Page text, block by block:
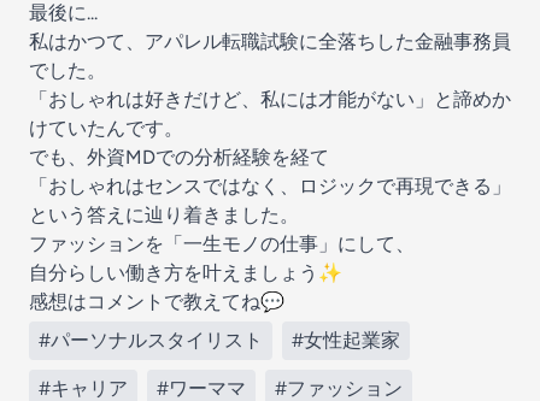
最後に...
私はかつて、アパレル転職試験に全落ちした金融事務員
でした。
「おしゃれは好きだけど、私には才能がない」と諦めか
けていたんです。
でも、外資MDでの分析経験を経て
「おしゃれはセンスではなく、ロジックで再現できる」
という答えに辿り着きました。
ファッションを「一生モノの仕事」にして、
自分らしい働き方を叶えましょう✨
感想はコメントで教えてね💬
#パーソナルスタイリスト
#女性起業家
#キャリア #ワーママ #ファッション